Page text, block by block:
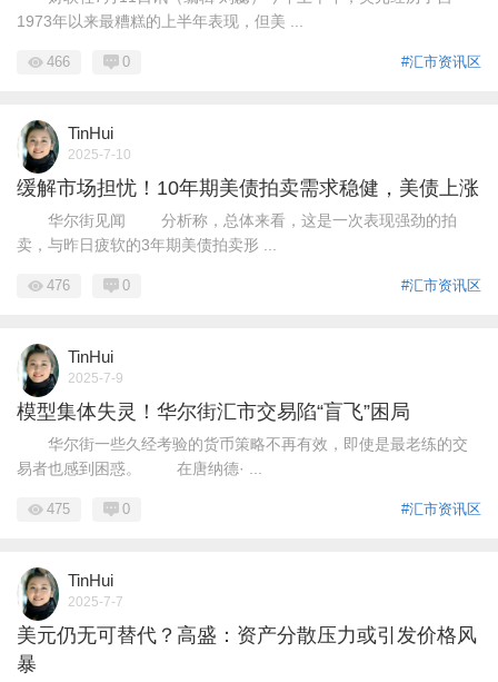
1973年以来最糟糕的上半年表现，但美 ...
#汇市资讯区
466 0
TinHui
2025-7-10
缓解市场担忧！10年期美债拍卖需求稳健，美债上涨
华尔街见闻 分析称，总体来看，这是一次表现强劲的拍
卖，与昨日疲软的3年期美债拍卖形 ...
#汇市资讯区
476 0
TinHui
2025-7-9
模型集体失灵！华尔街汇市交易陷“盲飞”困局
华尔街一些久经考验的货币策略不再有效，即使是最老练的交
易者也感到困惑。 在唐纳德· ...
#汇市资讯区
475 0
TinHui
2025-7-7
美元仍无可替代？高盛：资产分散压力或引发价格风
暴